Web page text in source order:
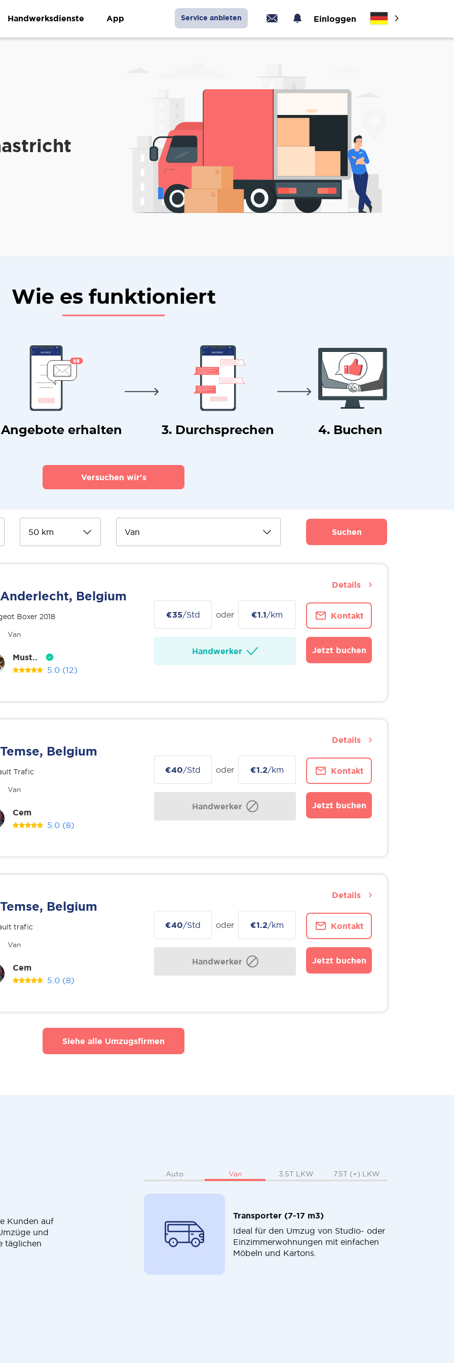
Handwerksdienste App Service anbieten Einloggen
Wie es funktioniert
Angebote erhalten 3. Durchsprechen 4. Buchen
Versuchen wir's
Suchen
Anderlecht, Belgium
Boxer 2018
Van
Must..
5.0 (12)
€35/Std oder €1.1/km
Handwerker
Kontakt
Jetzt buchen
Details
Temse, Belgium
Trafic
Van
Cem
5.0 (8)
€40/Std oder €1.2/km
Handwerker
Kontakt
Jetzt buchen
Details
Temse, Belgium
trafic
Van
Cem
5.0 (8)
€40/Std oder €1.2/km
Handwerker
Kontakt
Jetzt buchen
Details
Siehe alle Umzugsfirmen
Kunden auf
und
täglichen
Auto Van 3.5T LKW 7.5T (+) LKW
Transporter (7-17 m3)
Ideal für den Umzug von Studio- oder
Einzimmerwohnungen mit einfachen
Möbeln und Kartons.